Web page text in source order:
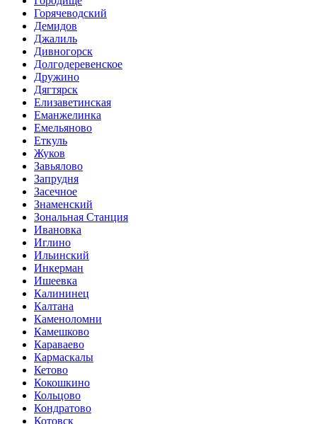
Горячеводский
Демидов
Джалиль
Дивногорск
Долгодеревенское
Дружино
Дягтярск
Елизаветинская
Еманжелинка
Емельяново
Еткуль
Жуков
Завьялово
Запрудня
Засечное
Знаменский
Зональная Станция
Ивановка
Иглино
Ильинский
Инкерман
Ишеевка
Калининец
Калтана
Каменоломни
Камешково
Караваево
Кармаскалы
Кетово
Кокошкино
Кольцово
Кондратово
Котовск